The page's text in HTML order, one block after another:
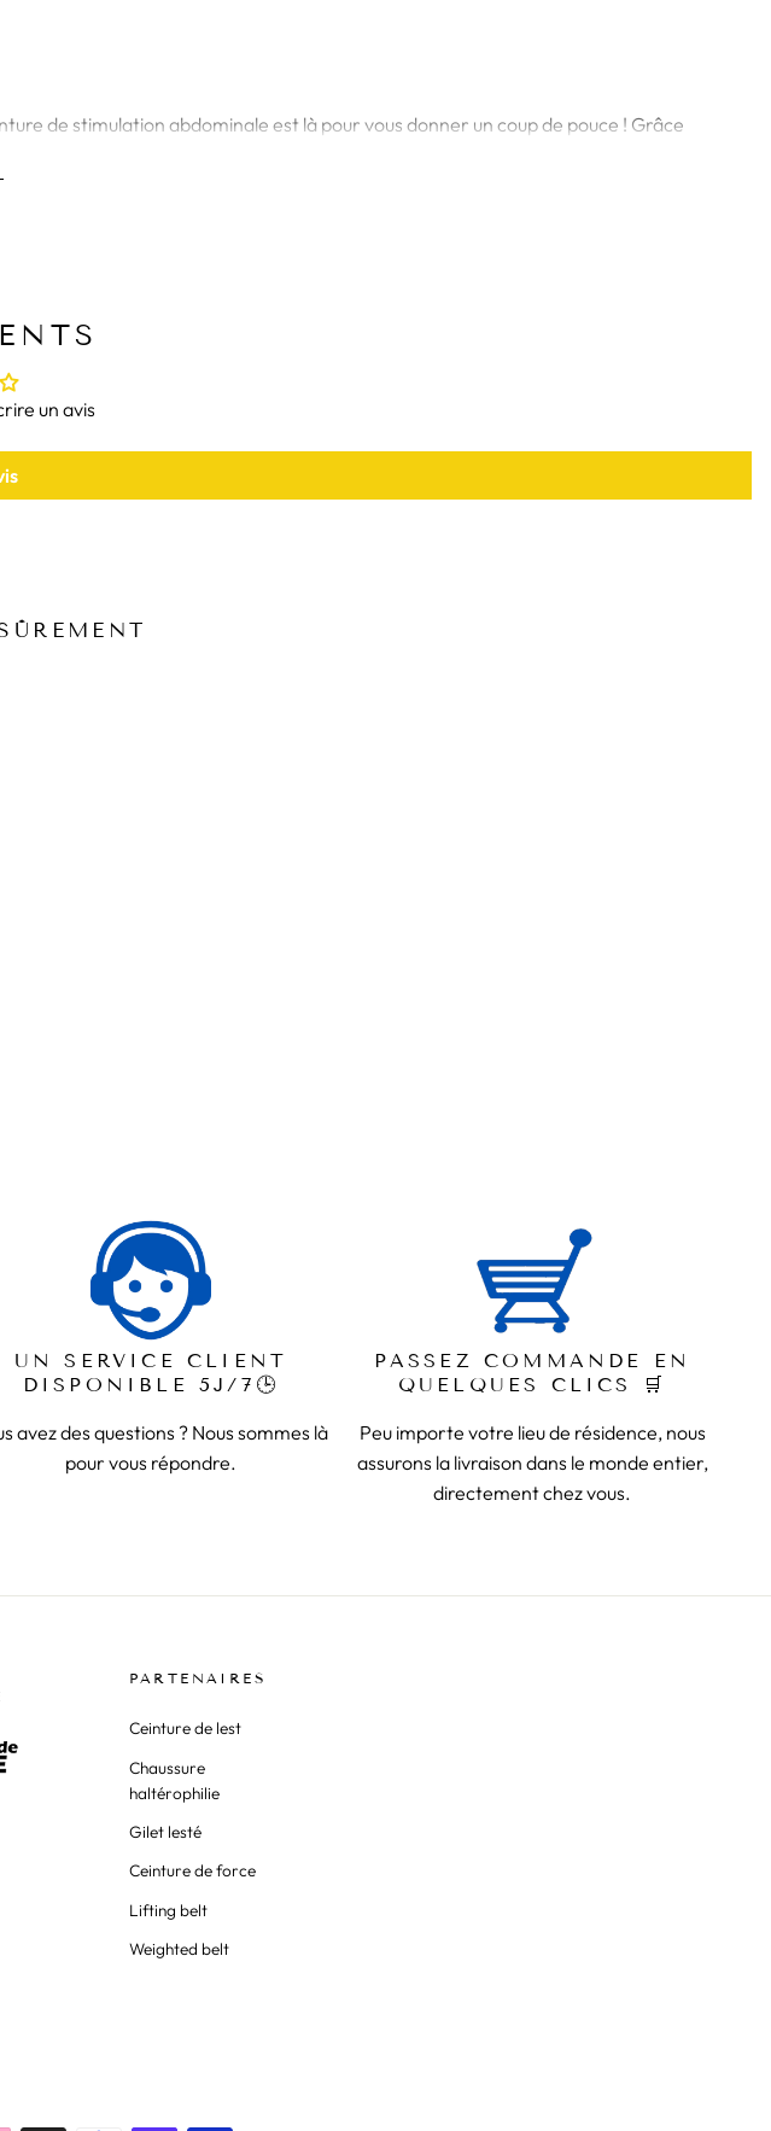
de stimulation abdominale est là pour vous donner un coup de pouce ! Grâce
cette ceinture est conçue pour vous. Son textile non tissé et son silicone
est simple à mouiller pour une meilleure adhérence des patchs, et son design
s’adapte à toutes les tenues. Fini les excuses, vos abdos vous remercieront ! 💪
ceinture abdominale
un avis
UN SERVICE CLIENT
DISPONIBLE 5J/7🕒
avez des questions ? Nous sommes là
pour vous répondre.
PASSEZ COMMANDE EN
QUELQUES CLICS 🛒
Peu importe votre lieu de résidence, nous
assurons la livraison dans le monde entier,
directement chez vous.
PARTENAIRES
Ceinture de lest
Chaussure
haltérophilie
Gilet lesté
Ceinture de force
Lifting belt
Weighted belt